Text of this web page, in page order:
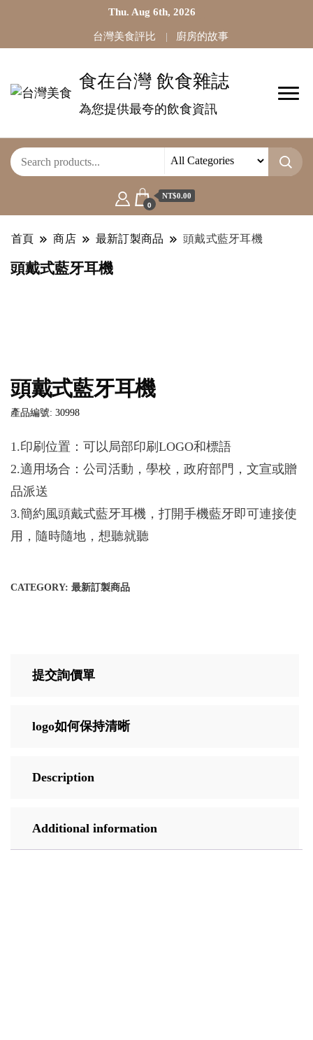
Thu. Aug 6th, 2026
台灣美食評比 廚房的故事
食在台灣 飲食雜誌
為您提供最夸的飲食資訊
0
NT$0.00
首頁 商店 最新訂製商品 頭戴式藍牙耳機
頭戴式藍牙耳機
頭戴式藍牙耳機
產品編號: 30998
1.印刷位置：可以局部印刷LOGO和標語
2.適用场合：公司活動，學校，政府部門，文宣或贈
品派送
3.簡約風頭戴式藍牙耳機，打開手機藍牙即可連接使
用，隨時隨地，想聽就聽
CATEGORY: 最新訂製商品
提交詢價單
logo如何保持清晰
Description
Additional information